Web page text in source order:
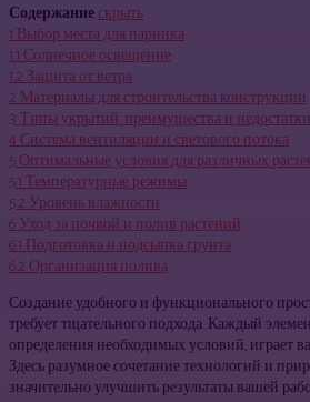
Содержаниескрыть
1Выбор места для парника
1.1Солнечное освещение
1.2Защита от ветра
2Материалы для строительства конструкции
3Типы укрытий: преимущества и недостатки
4Система вентиляции и светового потока
5Оптимальные условия для различных
5.1Температурные режимы
5.2Уровень влажности
6Уход за почвой и полив растений
6.1Подготовка и подсыпка грунта
6.2Организация полива
Создание удобного и функционального
требует тщательного подхода. Каждый
определения необходимых условий, играет
Здесь разумное сочетание технологий и
значительно улучшить результаты вашей